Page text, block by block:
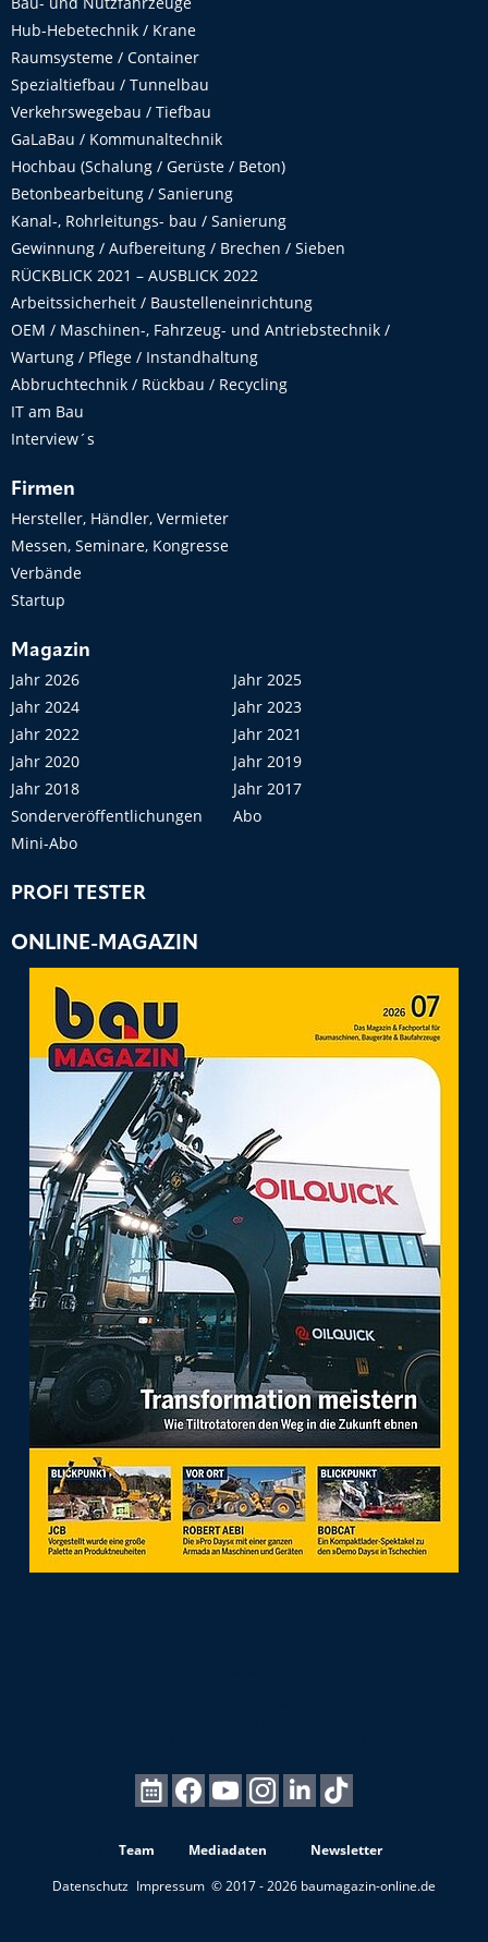
Hub-Hebetechnik / Krane
Raumsysteme / Container
Spezialtiefbau / Tunnelbau
Verkehrswegebau / Tiefbau
GaLaBau / Kommunaltechnik
Hochbau (Schalung / Gerüste / Beton)
Betonbearbeitung / Sanierung
Kanal-, Rohrleitungs- bau / Sanierung
Gewinnung / Aufbereitung / Brechen / Sieben
RÜCKBLICK 2021 – AUSBLICK 2022
Arbeitssicherheit / Baustelleneinrichtung
OEM / Maschinen-, Fahrzeug- und Antriebstechnik /
Wartung / Pflege / Instandhaltung
Abbruchtechnik / Rückbau / Recycling
IT am Bau
Interview´s
Firmen
Hersteller, Händler, Vermieter
Messen, Seminare, Kongresse
Verbände
Startup
Magazin
Jahr 2026
Jahr 2025
Jahr 2024
Jahr 2023
Jahr 2022
Jahr 2021
Jahr 2020
Jahr 2019
Jahr 2018
Jahr 2017
Sonderveröffentlichungen
Abo
Mini-Abo
PROFI TESTER
ONLINE-MAGAZIN
Team Mediadaten
Newsletter
Datenschutz Impressum © 2017 - 2026 baumagazin-online.de